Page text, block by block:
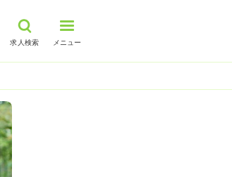
求人検索 メニュー